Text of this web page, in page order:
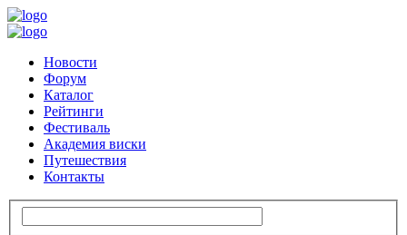
Новости
Форум
Каталог
Рейтинги
Фестиваль
Академия виски
Путешествия
Контакты